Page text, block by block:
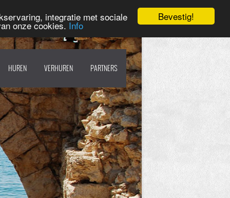
Bevestig!
integratie met sociale
onze cookies. Info
HUREN VERHUREN PARTNERS